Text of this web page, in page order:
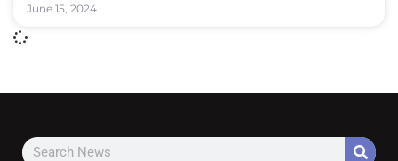
June 15, 2024